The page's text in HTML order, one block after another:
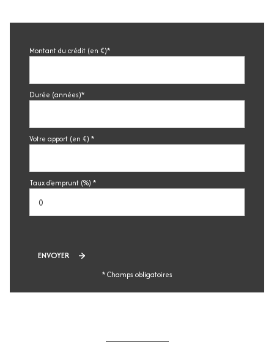
Montant du crédit (en €)*
Durée (années)*
Votre apport (en €) *
Taux d'emprunt (%) *
ENVOYER
* Champs obligatoires